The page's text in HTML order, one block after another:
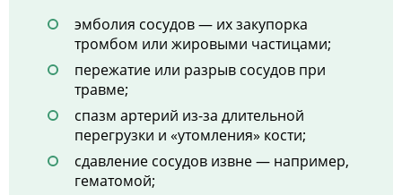
эмболия сосудов — их закупорка
тромбом или жировыми частицами;
пережатие или разрыв сосудов при
травме;
спазм артерий из-за длительной
перегрузки и «утомления» кости;
сдавление сосудов извне — например,
гематомой;